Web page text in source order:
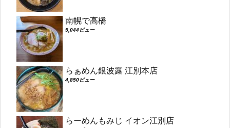
南幌で高橋
5,044ビュー
らぁめん銀波露 江別本店
4,850ビュー
らーめんもみじ イオン江別店